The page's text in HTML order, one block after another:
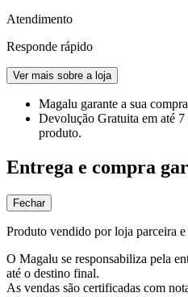
Atendimento
Responde rápido
Ver mais sobre a loja
Magalu garante a sua
Devolução Gratuita em até
produto.
Entrega e compra
Fechar
Produto vendido por loja parceira
O Magalu se responsabiliza pela
até o destino final.
As vendas são certificadas com